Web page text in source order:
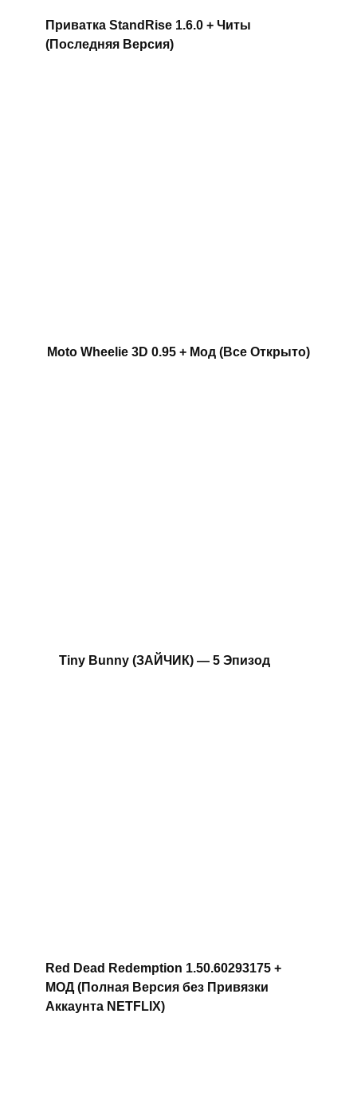
Приватка StandRise 1.6.0 + Читы
(Последняя Версия)
Moto Wheelie 3D 0.95 + Мод (Все Открыто)
Tiny Bunny (ЗАЙЧИК) — 5 Эпизод
Red Dead Redemption 1.50.60293175 +
МОД (Полная Версия без Привязки
Аккаунта NETFLIX)